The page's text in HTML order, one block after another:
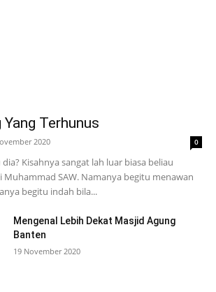
Terhunus
2020 0
Kisahnya sangat lah luar biasa beliau
Muhammad SAW. Namanya begitu menawan
begitu indah bila...
Mengenal Lebih Dekat Masjid Agung
Banten
19 November 2020